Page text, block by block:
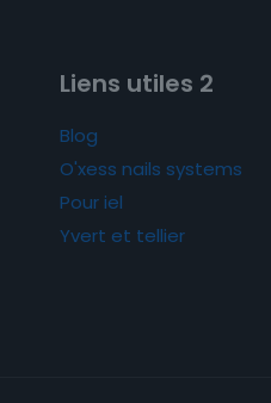
Liens utiles 2
Blog
O'xess nails systems
Pour iel
Yvert et tellier